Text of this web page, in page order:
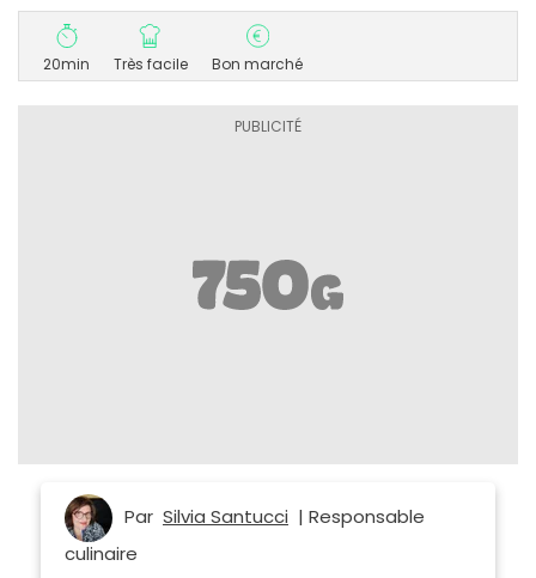
20min Très facile Bon marché
Par Silvia Santucci | Responsable
culinaire